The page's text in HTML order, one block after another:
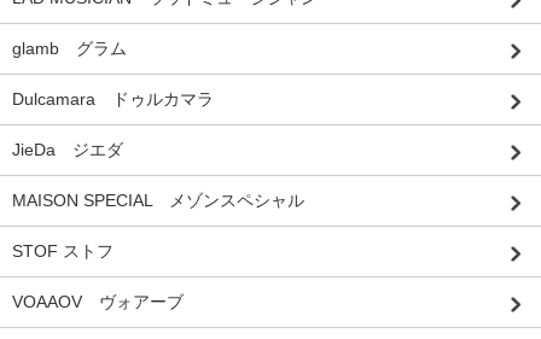
glamb グラム
Dulcamara ドゥルカマラ
JieDa ジエダ
MAISON SPECIAL メゾンスペシャル
STOF ストフ
VOAAOV ヴォアーブ